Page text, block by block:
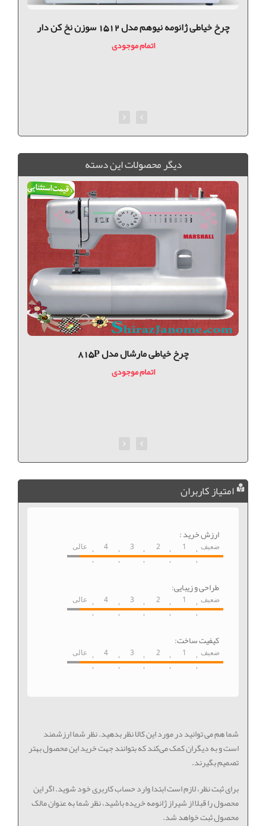
چرخ خیاطی ژانومه نیوهم مدل 1512 سوزن نخ کن دار
اتمام موجودی
ديگر محصولات اين دسته
چرخ خیاطی مارشال مدل 815P
اتمام موجودی
امتیاز کاربران
ارزش خرید :
ضعیف 1
2
3
4 عالی
طراحی و زیبایی:
ضعیف 1
2
3
4 عالی
کیفیت ساخت:
ضعیف 1
2
3
4 عالی
شما هم می توانید در مورد این کالا نظر بدهید. نظر شما ارزشمند
است و به دیگران کمک می‌کند که بتوانند جهت خرید این محصول بهتر
تصمیم بگیرند.
برای ثبت نظر، لازم است ابتدا وارد حساب کاربری خود شوید. اگر این
محصول را قبلا از شیراز ژانومه خریده باشید، نظر شما به عنوان مالک
محصول ثبت خواهد شد.